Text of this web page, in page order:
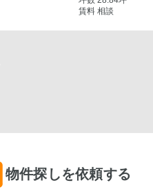
賃料 相談
物件探しを依頼する